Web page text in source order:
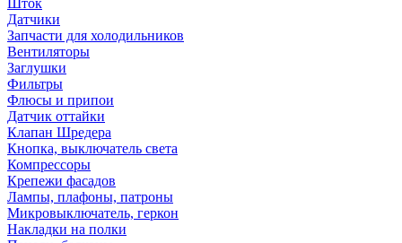
Шток
Датчики
Запчасти для холодильников
Вентиляторы
Заглушки
Фильтры
Флюсы и припои
Датчик оттайки
Клапан Шредера
Кнопка, выключатель света
Компрессоры
Крепежи фасадов
Лампы, плафоны, патроны
Микровыключатель, геркон
Накладки на полки